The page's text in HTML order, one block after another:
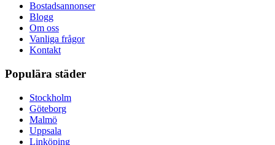
Bostadsannonser
Blogg
Om oss
Vanliga frågor
Kontakt
Populära städer
Stockholm
Göteborg
Malmö
Uppsala
Linköping